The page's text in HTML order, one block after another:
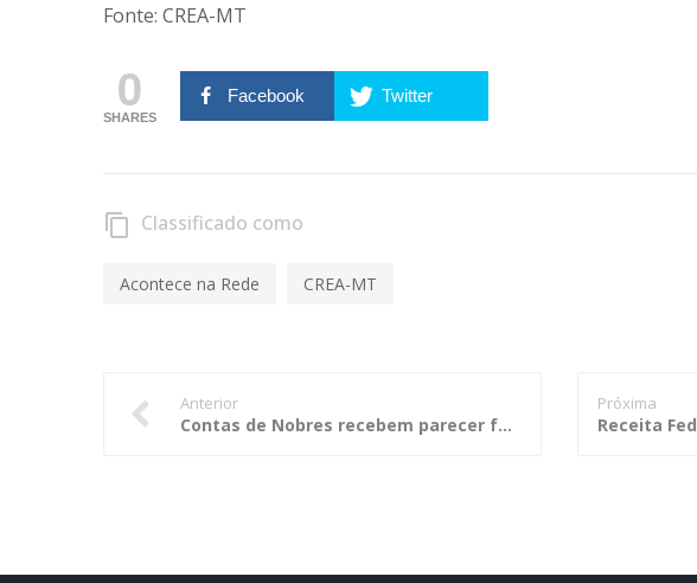
Fonte: CREA-MT
0
SHARES
Facebook Twitter
content_copy Classificado como
Acontece na Rede CREA-MT
Anterior
Contas de Nobres recebem parecer favorável, com recomendações ao atual gestor
Próxima